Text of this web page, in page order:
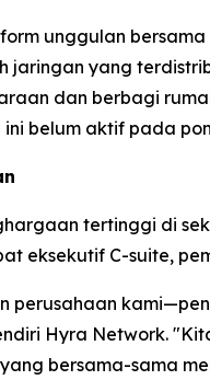
unggulan
jaringan yang
dan berbagi
belum aktif pada
tertinggi di
eksekutif C-suite,
perusahaan
Hyra Network.
bersama-sama